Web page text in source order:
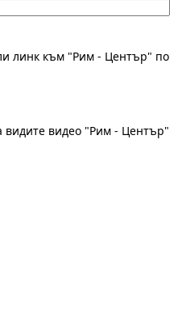
линк към "Рим - Център" по
видите видео "Рим - Център"